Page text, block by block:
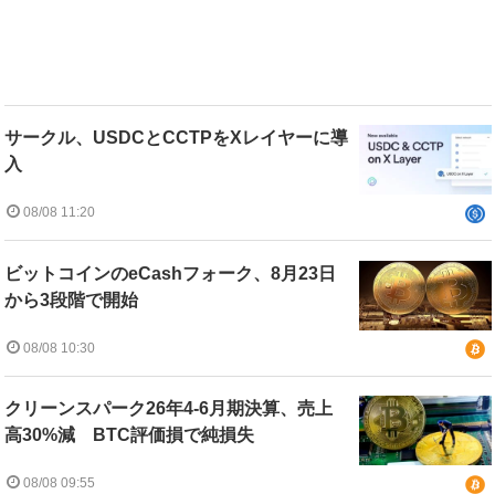
サークル、USDCとCCTPをXレイヤーに導
入
08/08 11:20
ビットコインのeCashフォーク、8月23日
から3段階で開始
08/08 10:30
クリーンスパーク26年4-6月期決算、売上
高30%減 BTC評価損で純損失
08/08 09:55